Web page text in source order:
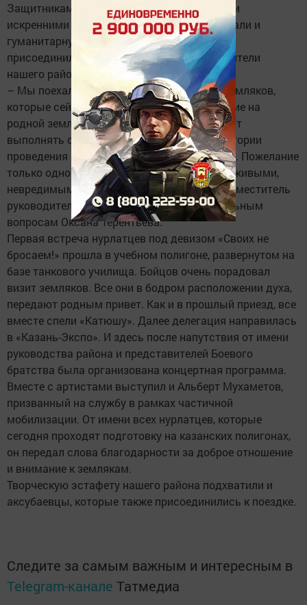
Защитникам Отечества вместе с добрыми и
искренними пожеланиями нурлатцев передали и
гуманитарную помощь, к сбору которой
присоединились многие неравнодушные жители
нашего района.
– Мы поехали поднять боевой дух наших земляков,
которые сейчас проходят боевое слаживание на
родной земле. А в дальнейшем им предстоит
выполнять серьезные задачи уже на территории
проведения специальной военной операции. Пожелание
только одно – чтобы все вернулись домой живыми,
невредимыми и с победой, – поделилась заместитель
руководителя исполкома района по социальным
вопросам Оксана Терентьева.
Первая встреча нурлатцев под девизом «Своих не
бросаем!» прошла в учебном полигоне, развернутом на
базе танкового училища. Бойцов очень порадовал
визит земляков. Все они в бодром расположении духа,
передают родным привет. Как и в прошлый приезд, все
вместе спели «Катюшу». Далее делегация направилась
в «Казань-Экспо». И здесь после напутствия от имени
руководства района и представителей Боевого
братства была организована концертная программа.
Вместе с артистами выступил и Альберт Мухаметов,
призванный на службу в рамках частичной
мобилизации. От имени всех нурлатцев, которые
сегодня проходят подготовку на казанских полигонах,
он передал слова благодарности за доброе отношение
и внимание к землякам.
Творческую эстафету нашего района подхватили и
аксубаевцы, которые также присоединились к поездке.
Следите за самым важным и интересным в
Telegram-канале Татмедиа